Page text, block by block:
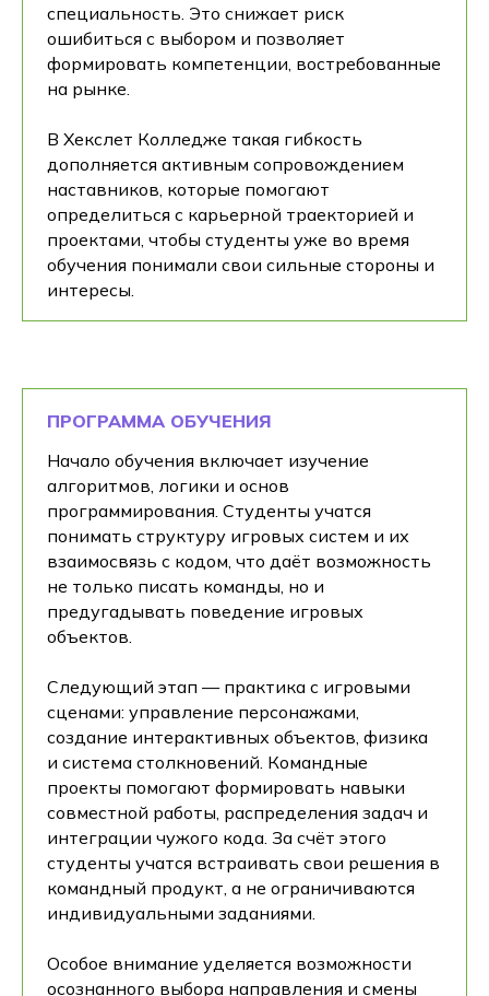
специальность. Это снижает риск
ошибиться с выбором и позволяет
формировать компетенции, востребованные
на рынке.
В Хекслет Колледже такая гибкость
дополняется активным сопровождением
наставников, которые помогают
определиться с карьерной траекторией и
проектами, чтобы студенты уже во время
обучения понимали свои сильные стороны и
интересы.
ПРОГРАММА ОБУЧЕНИЯ
Начало обучения включает изучение
алгоритмов, логики и основ
программирования. Студенты учатся
понимать структуру игровых систем и их
взаимосвязь с кодом, что даёт возможность
не только писать команды, но и
предугадывать поведение игровых
объектов.
Следующий этап — практика с игровыми
сценами: управление персонажами,
создание интерактивных объектов, физика
и система столкновений. Командные
проекты помогают формировать навыки
совместной работы, распределения задач и
интеграции чужого кода. За счёт этого
студенты учатся встраивать свои решения в
командный продукт, а не ограничиваются
индивидуальными заданиями.
Особое внимание уделяется возможности
осознанного выбора направления и смены